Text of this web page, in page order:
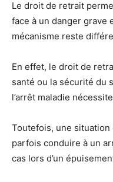
Le droit de retrait
face à un danger grave
mécanisme reste
En effet, le droit de
santé ou la sécurité du
l’arrêt maladie
Toutefois, une
parfois conduire à un
cas lors d’un